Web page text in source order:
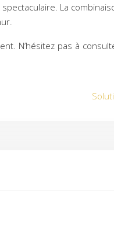
La
N’hésitez pas à